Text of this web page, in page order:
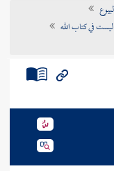
في كتاب الله